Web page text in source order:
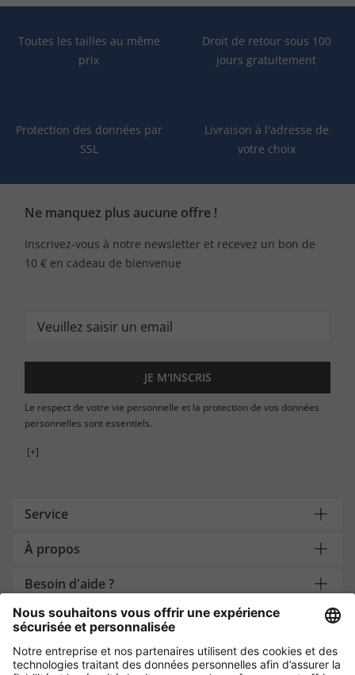
Toutes les tailles au même
prix
Droit de retour sous 100
jours gratuitement
Protection des données par
SSL
Livraison à l'adresse de
votre choix
Ne manquez plus aucune offre !
Inscrivez-vous à notre newsletter et recevez un bon de
10 € en cadeau de bienvenue
JE M'INSCRIS
Le respect de votre vie personnelle et la protection de vos données
personnelles sont essentiels.
[+]
Service
À propos
Besoin d'aide ?
Payment and Delivery
Protection des données par